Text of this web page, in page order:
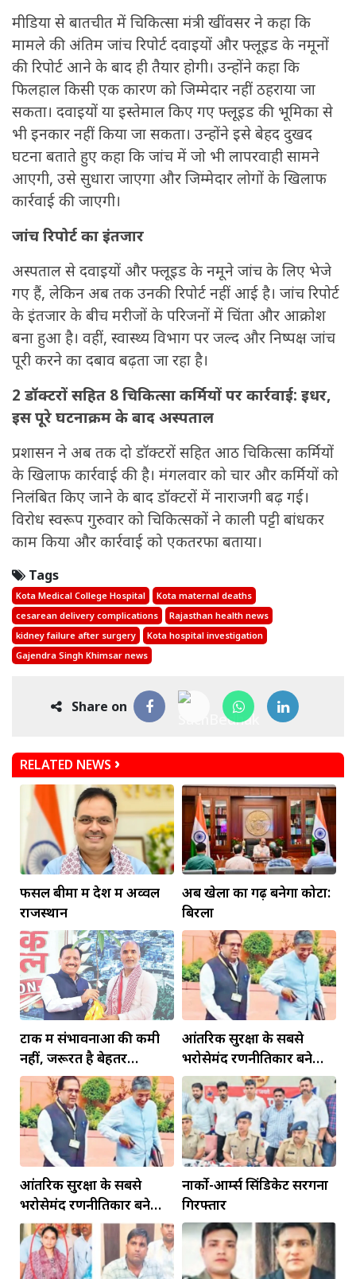
मीडिया से बातचीत में चिकित्सा मंत्री खींवसर ने कहा कि
मामले की अंतिम जांच रिपोर्ट दवाइयों और फ्लूइड के नमूनों
की रिपोर्ट आने के बाद ही तैयार होगी। उन्होंने कहा कि
फिलहाल किसी एक कारण को जिम्मेदार नहीं ठहराया जा
सकता। दवाइयों या इस्तेमाल किए गए फ्लूइड की भूमिका से
भी इनकार नहीं किया जा सकता। उन्होंने इसे बेहद दुखद
घटना बताते हुए कहा कि जांच में जो भी लापरवाही सामने
आएगी, उसे सुधारा जाएगा और जिम्मेदार लोगों के खिलाफ
कार्रवाई की जाएगी।
जांच रिपोर्ट का इंतजार
अस्पताल से दवाइयों और फ्लूइड के नमूने जांच के लिए भेजे
गए हैं, लेकिन अब तक उनकी रिपोर्ट नहीं आई है। जांच रिपोर्ट
के इंतजार के बीच मरीजों के परिजनों में चिंता और आक्रोश
बना हुआ है। वहीं, स्वास्थ्य विभाग पर जल्द और निष्पक्ष जांच
पूरी करने का दबाव बढ़ता जा रहा है।
2 डॉक्टरों सहित 8 चिकित्सा कर्मियों पर कार्रवाई: इधर,
इस पूरे घटनाक्रम के बाद अस्पताल
प्रशासन ने अब तक दो डॉक्टरों सहित आठ चिकित्सा कर्मियों
के खिलाफ कार्रवाई की है। मंगलवार को चार और कर्मियों को
निलंबित किए जाने के बाद डॉक्टरों में नाराजगी बढ़ गई।
विरोध स्वरूप गुरुवार को चिकित्सकों ने काली पट्टी बांधकर
काम किया और कार्रवाई को एकतरफा बताया।
Tags
Kota Medical College Hospital
Kota maternal deaths
cesarean delivery complications
Rajasthan health news
kidney failure after surgery
Kota hospital investigation
Gajendra Singh Khimsar news
Share on
RELATED NEWS
फसल बीमा में देश में अव्वल
राजस्थान
अब खेलों का गढ़ बनेगा कोटा:
बिरला
टोंक में संभावनाओं की कमी
नहीं, जरूरत है बेहतर
इंफ्रास्ट्रक्चर की
आंतरिक सुरक्षा के सबसे
भरोसेमंद रणनीतिकार बने
रहेंगे गोविंद मोहन
आंतरिक सुरक्षा के सबसे
भरोसेमंद रणनीतिकार बने
रहेंगे गोविंद मोहन
नार्को-आर्म्स सिंडिकेट सरगना
गिरफ्तार